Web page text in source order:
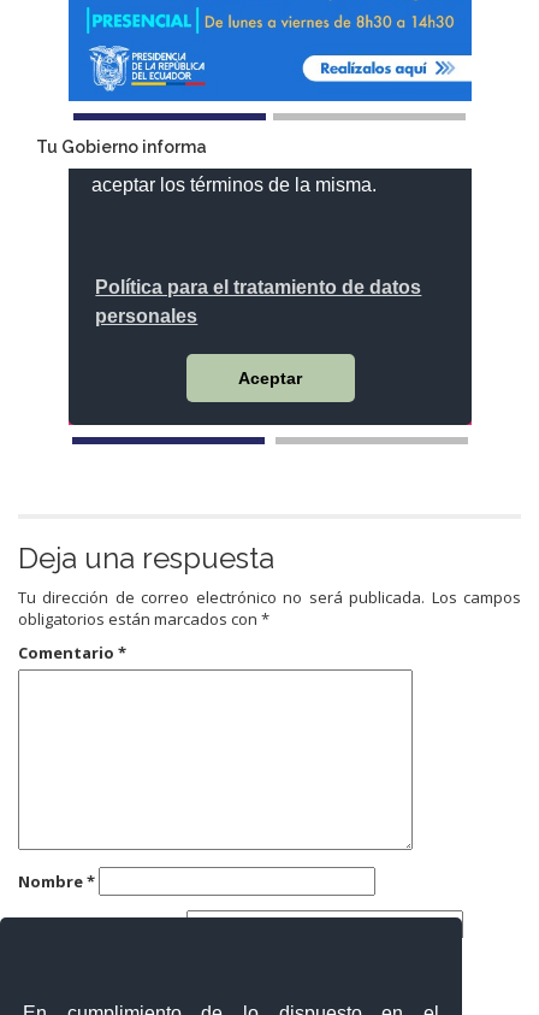
Tu Gobierno informa
Deja una respuesta
Tu dirección de correo electrónico no será publicada. Los campos
obligatorios están marcados con *
Comentario *
Nombre*
Correo electrónico*